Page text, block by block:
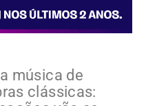
música de
clássicas: